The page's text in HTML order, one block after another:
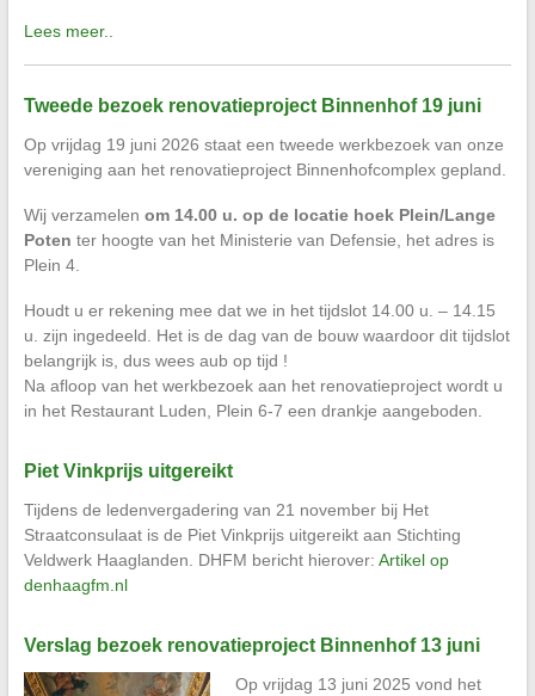
Lees meer..
Tweede bezoek renovatieproject Binnenhof 19 juni
Op vrijdag 19 juni 2026 staat een tweede werkbezoek van onze
vereniging aan het renovatieproject Binnenhofcomplex gepland.
Wij verzamelen om 14.00 u. op de locatie hoek Plein/Lange
Poten ter hoogte van het Ministerie van Defensie, het adres is
Plein 4.
Houdt u er rekening mee dat we in het tijdslot 14.00 u. – 14.15
u. zijn ingedeeld. Het is de dag van de bouw waardoor dit tijdslot
belangrijk is, dus wees aub op tijd !
Na afloop van het werkbezoek aan het renovatieproject wordt u
in het Restaurant Luden, Plein 6-7 een drankje aangeboden.
Piet Vinkprijs uitgereikt
Tijdens de ledenvergadering van 21 november bij Het
Straatconsulaat is de Piet Vinkprijs uitgereikt aan Stichting
Veldwerk Haaglanden. DHFM bericht hierover: Artikel op
denhaagfm.nl
Verslag bezoek renovatieproject Binnenhof 13 juni
Op vrijdag 13 juni 2025 vond het